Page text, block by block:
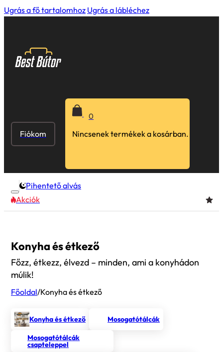
Ugrás a fő tartalomhoz Ugrás a lábléchez
Fiókom
0
Nincsenek termékek a kosárban.
Pihentető alvás
Akciók
Konyha és étkező
Főzz, étkezz, élvezd – minden, ami a konyhádon
múlik!
Főoldal/Konyha és étkező
Konyha és étkező Mosogatótálcák
Mosogatótálcák
csapteleppel